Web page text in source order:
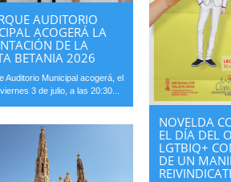
AUDITORIO
ACOGERÁ LA
DE LA
BETANIA 2026
Auditorio Municipal acogerá, el
3 de julio, a las 20:30...
NOVELDA
EL DÍA DEL
LGTBIQ+
DE UN